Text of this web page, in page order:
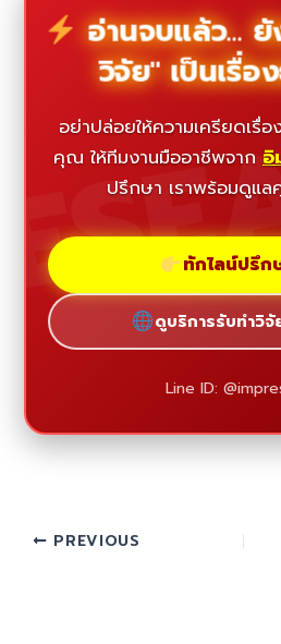
อ่านจบแล้ว...
วิจัย" เป็นเรื่อ
อย่าปล่อยให้ความเครียดเรื่
คุณ ให้ทีมงานมืออาชีพจาก อิ
ปรึกษา เราพร้อมดูแ
ทักไลน์ปรึก
ดูบริการรับทำวิ
Line ID:
PREVIOUS